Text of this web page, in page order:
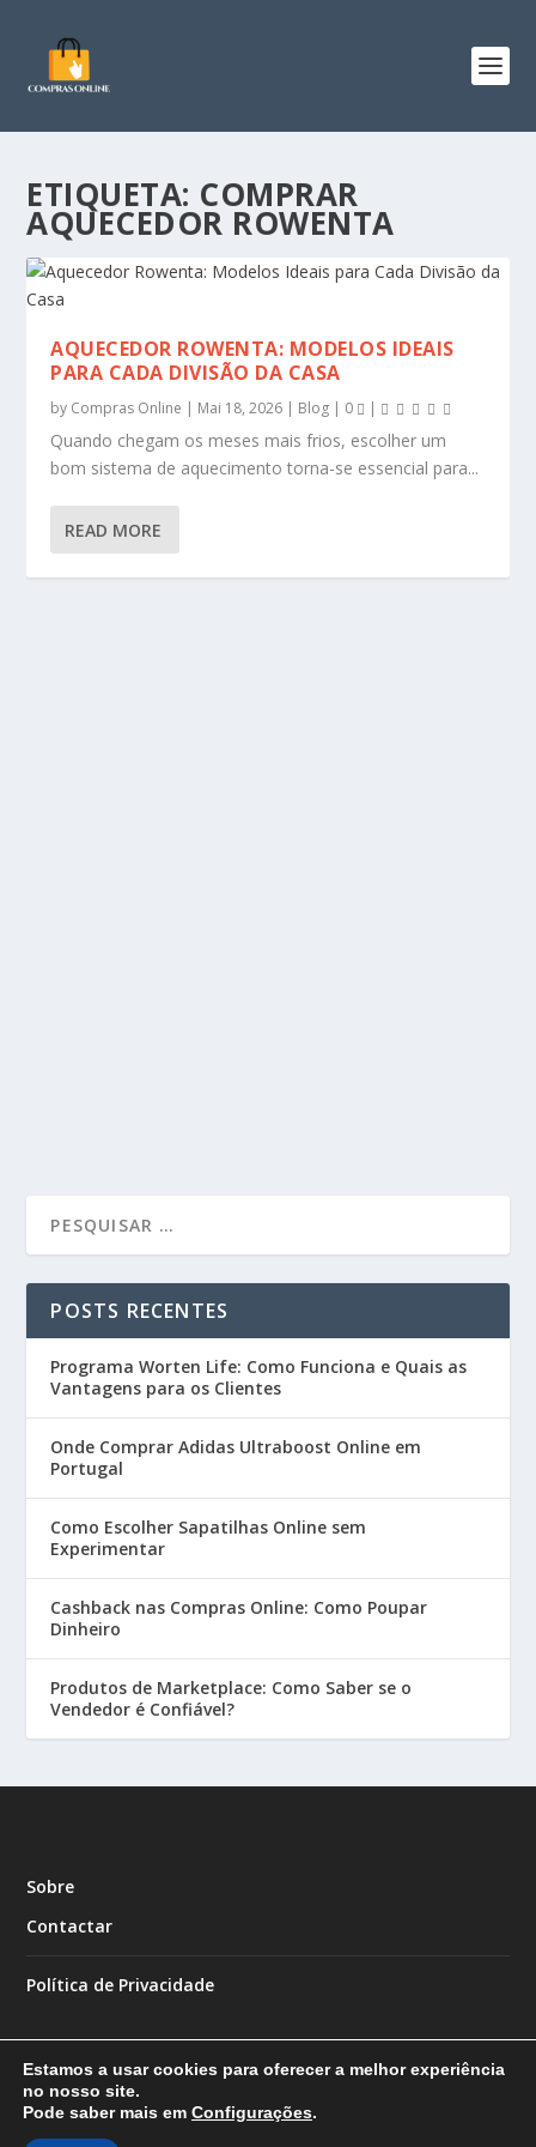
ETIQUETA: COMPRAR
AQUECEDOR ROWENTA
AQUECEDOR ROWENTA: MODELOS IDEAIS
PARA CADA DIVISÃO DA CASA
by Compras Online | Mai 18, 2026 | Blog | 0 |
Quando chegam os meses mais frios, escolher um
bom sistema de aquecimento torna-se essencial para...
READ MORE
POSTS RECENTES
Programa Worten Life: Como Funciona e Quais as
Vantagens para os Clientes
Onde Comprar Adidas Ultraboost Online em
Portugal
Como Escolher Sapatilhas Online sem
Experimentar
Cashback nas Compras Online: Como Poupar
Dinheiro
Produtos de Marketplace: Como Saber se o
Vendedor é Confiável?
Sobre
Contactar
Política de Privacidade
Designed by
Estamos a usar cookies para oferecer a melhor experiência
no nosso site.
Pode saber mais em Configurações.